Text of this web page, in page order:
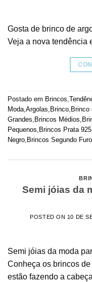
Gosta de brinco de
Veja a nova tendência
Postado em Brincos
Moda Argolas Brinco Brinco
Grandes Brincos Médios
Pequenos Brincos Prata 925
Negro Brincos Segundo Furo
Semi jóias da
POSTED ON 10 DE
Semi jóias da moda
Conheça os brincos
estão fazendo a